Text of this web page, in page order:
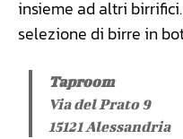
insieme ad altri
selezione di birre in
Taproom
Via del Prato 9
15121 Alessandria